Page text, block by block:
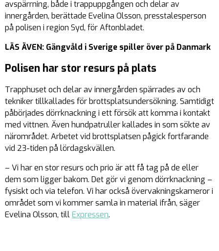
avspärrning, både i trappuppgången och delar av
innergården, berättade Evelina Olsson, presstalesperson
på polisen i region Syd, för Aftonbladet.
LÄS ÄVEN: Gängvåld i Sverige spiller över på Danmark
Polisen har stor resurs på plats
Trapphuset och delar av innergården spärrades av och
tekniker tillkallades för brottsplatsundersökning. Samtidigt
påbörjades dörrknackning i ett försök att komma i kontakt
med vittnen. Även hundpatruller kallades in som sökte av
närområdet. Arbetet vid brottsplatsen pågick fortfarande
vid 23-tiden på lördagskvällen.
– Vi har en stor resurs och prio är att få tag på de eller
dem som ligger bakom. Det gör vi genom dörrknackning –
fysiskt och via telefon. Vi har också övervakningskameror i
området som vi kommer samla in material ifrån, säger
Evelina Olsson, tillExpressen.